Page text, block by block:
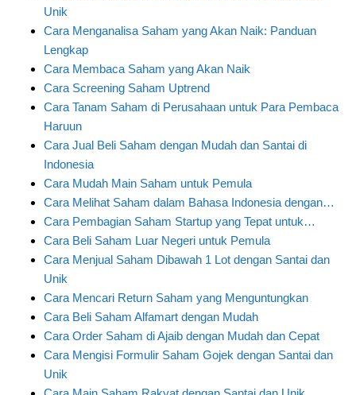
Unik
Cara Menganalisa Saham yang Akan Naik: Panduan
Lengkap
Cara Membaca Saham yang Akan Naik
Cara Screening Saham Uptrend
Cara Tanam Saham di Perusahaan untuk Para Pembaca
Haruun
Cara Jual Beli Saham dengan Mudah dan Santai di
Indonesia
Cara Mudah Main Saham untuk Pemula
Cara Melihat Saham dalam Bahasa Indonesia dengan…
Cara Pembagian Saham Startup yang Tepat untuk…
Cara Beli Saham Luar Negeri untuk Pemula
Cara Menjual Saham Dibawah 1 Lot dengan Santai dan
Unik
Cara Mencari Return Saham yang Menguntungkan
Cara Beli Saham Alfamart dengan Mudah
Cara Order Saham di Ajaib dengan Mudah dan Cepat
Cara Mengisi Formulir Saham Gojek dengan Santai dan
Unik